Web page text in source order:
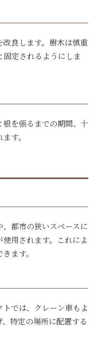
良します。樹木は慎重
定されるようにしま
を張るまでの期間、十
す。
都市の狭いスペースに
用されます。これによ
ます。
では、クレーン車もよ
特定の場所に配置する